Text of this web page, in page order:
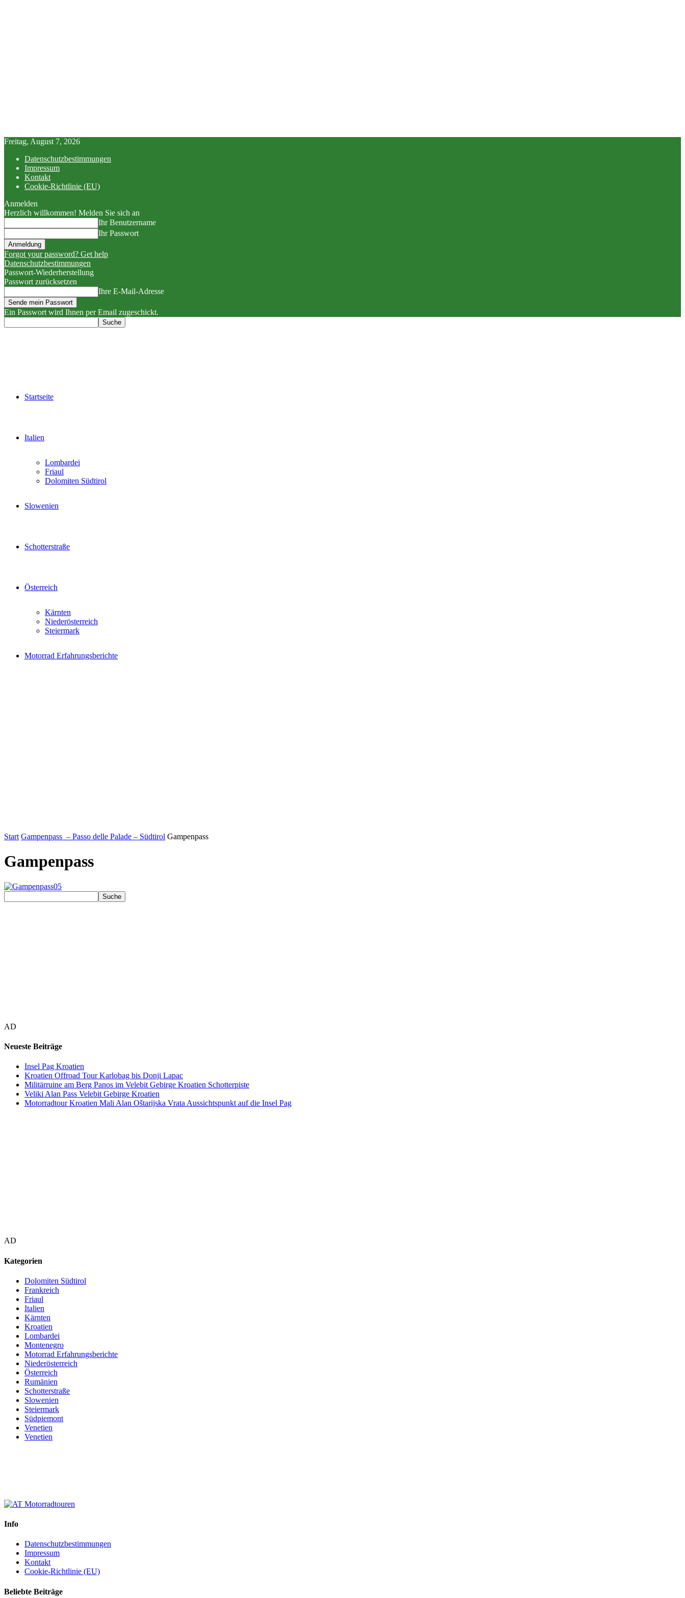
Freitag, August 7, 2026
Datenschutzbestimmungen
Impressum
Kontakt
Cookie-Richtlinie (EU)
Anmelden
Herzlich willkommen! Melden Sie sich an
Ihr Benutzername
Ihr Passwort
Forgot your password? Get help
Datenschutzbestimmungen
Passwort-Wiederherstellung
Passwort zurücksetzen
Ihre E-Mail-Adresse
Ein Passwort wird Ihnen per Email zugeschickt.
Startseite
Italien
Lombardei
Friaul
Dolomiten Südtirol
Slowenien
Schotterstraße
Österreich
Kärnten
Niederösterreich
Steiermark
Motorrad Erfahrungsberichte
Start Gampenpass – Passo delle Palade – Südtirol Gampenpass
Gampenpass
AD
Neueste Beiträge
Insel Pag Kroatien
Kroatien Offroad Tour Karlobag bis Donji Lapac
Militärruine am Berg Panos im Velebit Gebirge Kroatien Schotterpiste
Veliki Alan Pass Velebit Gebirge Kroatien
Motorradtour Kroatien Mali Alan Oštarijska Vrata Aussichtspunkt auf die Insel Pag
AD
Kategorien
Dolomiten Südtirol
Frankreich
Friaul
Italien
Kärnten
Kroatien
Lombardei
Montenegro
Motorrad Erfahrungsberichte
Niederösterreich
Österreich
Rumänien
Schotterstraße
Slowenien
Steiermark
Südpiemont
Venetien
Venetien
Info
Datenschutzbestimmungen
Impressum
Kontakt
Cookie-Richtlinie (EU)
Beliebte Beiträge